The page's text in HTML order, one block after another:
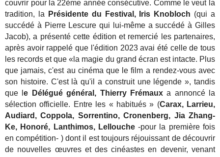
couvrir pour la 22ème année consécutive. Comme le veut la
tradition, la
Présidente du Festival, Iris Knobloch (qui a
succédé à Pierre Lescure qui lui-même a succédé à Gilles
Jacob), a présenté cette édition et remercié les partenaires,
après avoir rappelé que l'édition 2023 avai été celle de tous
les records et que «la magie du grand écran est intacte. Plus
que jamais, c'est au cinéma que le film a rendez-vous avec
son histoire. C'est là qu'il a construit une légende », tandis
que le Délégué général, Thierry Frémauxa annoncé la
sélection officielle. Entre les « habitués » (Carax, Larrieu,
Audiard, Coppola, Sorrentino, Cronenberg, Jia Zhang-
Ke, Honoré, Lanthimos, Lellouche-pour la première fois
en compétition- ) dont il est toujours réjouissant de découvrir
de nouvelles œuvres et des cinéastes en devenir, venant